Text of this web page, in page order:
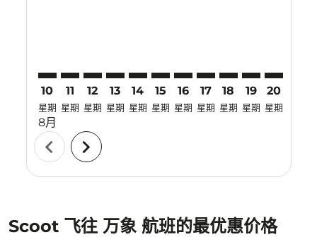
10
星期
8月
11
星期
12
星期
13
星期
14
星期
15
星期
16
星期
17
星期
18
星期
19
星期
20
星期
chevron_left chevron_right
Scoot 飞往 万象 航班的最优惠价格